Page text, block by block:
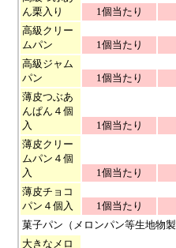
ん栗入り
1個当たり
高級クリー
ムパン
1個当たり
高級ジャム
パン
1個当たり
薄皮つぶあ
んぱん４個
入
1個当たり
薄皮クリー
ムパン４個
入
1個当たり
薄皮チョコ
パン４個入
1個当たり
菓子パン（メロンパン等生地物製
大きなメロ